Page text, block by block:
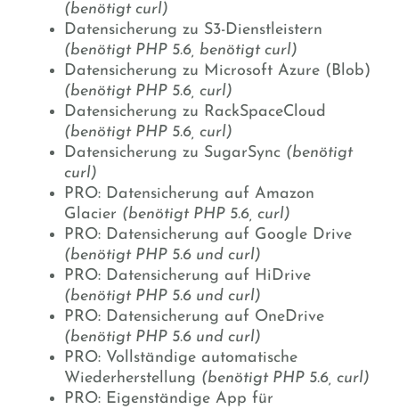
(benötigt curl)
Datensicherung zu S3-Dienstleistern
(benötigt PHP 5.6, benötigt curl)
Datensicherung zu Microsoft Azure (Blob)
(benötigt PHP 5.6, curl)
Datensicherung zu RackSpaceCloud
(benötigt PHP 5.6, curl)
Datensicherung zu SugarSync (benötigt
curl)
PRO: Datensicherung auf Amazon
Glacier (benötigt PHP 5.6, curl)
PRO: Datensicherung auf Google Drive
(benötigt PHP 5.6 und curl)
PRO: Datensicherung auf HiDrive
(benötigt PHP 5.6 und curl)
PRO: Datensicherung auf OneDrive
(benötigt PHP 5.6 und curl)
PRO: Vollständige automatische
Wiederherstellung (benötigt PHP 5.6, curl)
PRO: Eigenständige App für